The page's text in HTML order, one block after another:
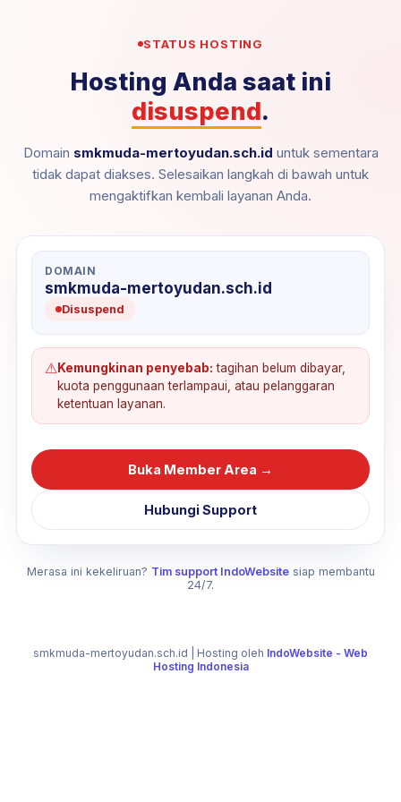
STATUS HOSTING
Hosting Anda saat ini
disuspend.
Domain smkmuda-mertoyudan.sch.id untuk sementara
tidak dapat diakses. Selesaikan langkah di bawah untuk
mengaktifkan kembali layanan Anda.
DOMAIN
smkmuda-mertoyudan.sch.id
Disuspend
⚠Kemungkinan penyebab: tagihan belum dibayar,
kuota penggunaan terlampaui, atau pelanggaran
ketentuan layanan.
Buka Member Area →
Hubungi Support
Merasa ini kekeliruan? Tim support IndoWebsitesiap membantu
24/7.
smkmuda-mertoyudan.sch.id | Hosting oleh IndoWebsite - Web
Hosting Indonesia